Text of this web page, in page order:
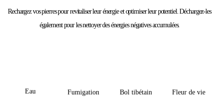
Rechargez vos pierres pour revitaliser leur énergie et optimiser leur potentiel. Déchargez-les
également pour les nettoyer des énergies négatives accumulées.
Eau Fumigation Bol tibétain Fleur de vie